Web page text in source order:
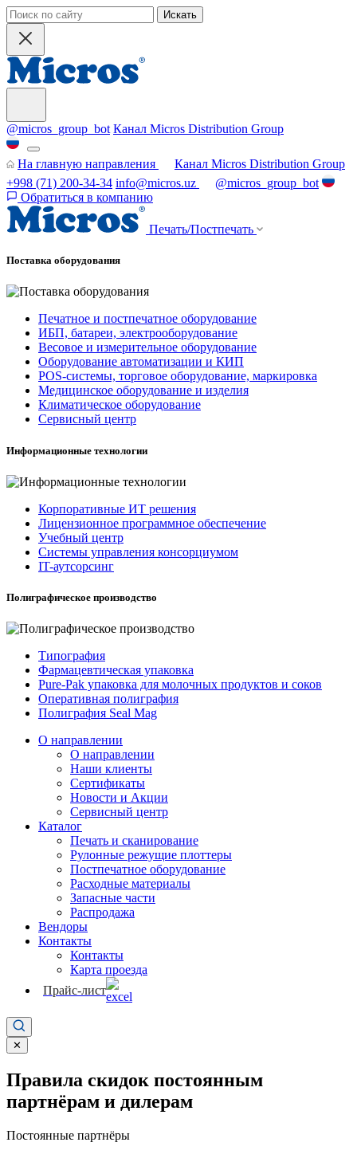
Искать
@micros_group_bot Канал Micros Distribution Group
На главную направления
Канал Micros Distribution Group
+998 (71) 200-34-34 info@micros.uz
@micros_group_bot
Обратиться в компанию
Печать/Постпечать
Поставка оборудования
Печатное и постпечатное оборудование
ИБП, батареи, электрооборудование
Весовое и измерительное оборудование
Оборудование автоматизации и КИП
POS-системы, торговое оборудование, маркировка
Медицинское оборудование и изделия
Климатическое оборудование
Сервисный центр
Информационные технологии
Корпоративные ИТ решения
Лицензионное программное обеспечение
Учебный центр
Системы управления консорциумом
IT-аутсорсинг
Полиграфическое производство
Типография
Фармацевтическая упаковка
Pure-Pak упаковка для молочных продуктов и соков
Оперативная полиграфия
Полиграфия Seal Mag
О направлении
О направлении
Наши клиенты
Сертификаты
Новости и Акции
Сервисный центр
Каталог
Печать и сканирование
Рулонные режущие плоттеры
Постпечатное оборудование
Расходные материалы
Запасные части
Распродажа
Вендоры
Контакты
Контакты
Карта проезда
Прайс-лист
✕
Правила скидок постоянным
партнёрам и дилерам
Постоянные партнёры